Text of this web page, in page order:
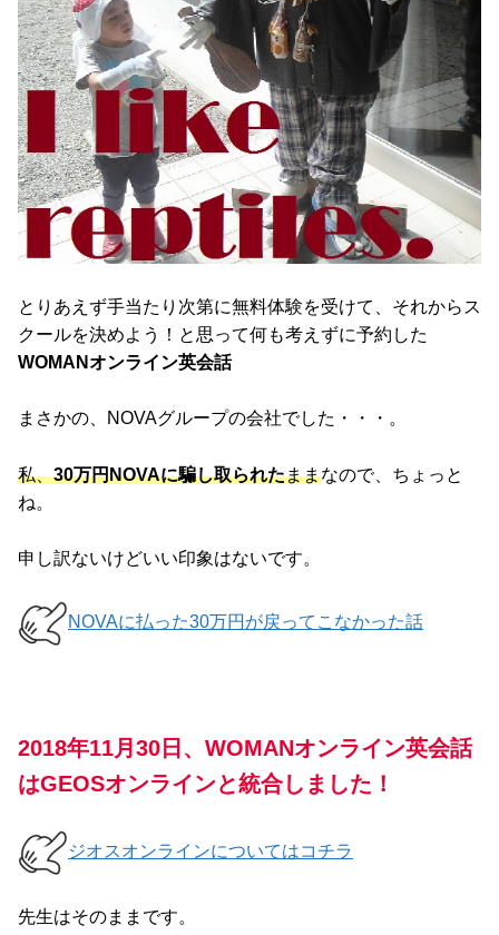
とりあえず手当たり次第に無料体験を受けて、それからス
クールを決めよう！と思って何も考えずに予約した
WOMANオンライン英会話
まさかの、NOVAグループの会社でした・・・。
私、30万円NOVAに騙し取られたままなので、ちょっと
ね。
申し訳ないけどいい印象はないです。
NOVAに払った30万円が戻ってこなかった話
2018年11月30日、WOMANオンライン英会話
はGEOSオンラインと統合しました！
ジオスオンラインについてはコチラ
先生はそのままです。